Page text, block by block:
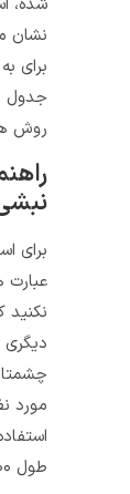
نشان می دهد.
برای به دست
جدول اشتال
روش ها
راهنمای
نبشی بال
برای استفاده
نکنید که این
مورد نظر نبشی
استفاده شد،